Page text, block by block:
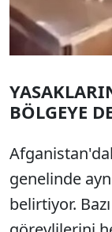
BÖLGEYE
genelinde
belirtiyor.